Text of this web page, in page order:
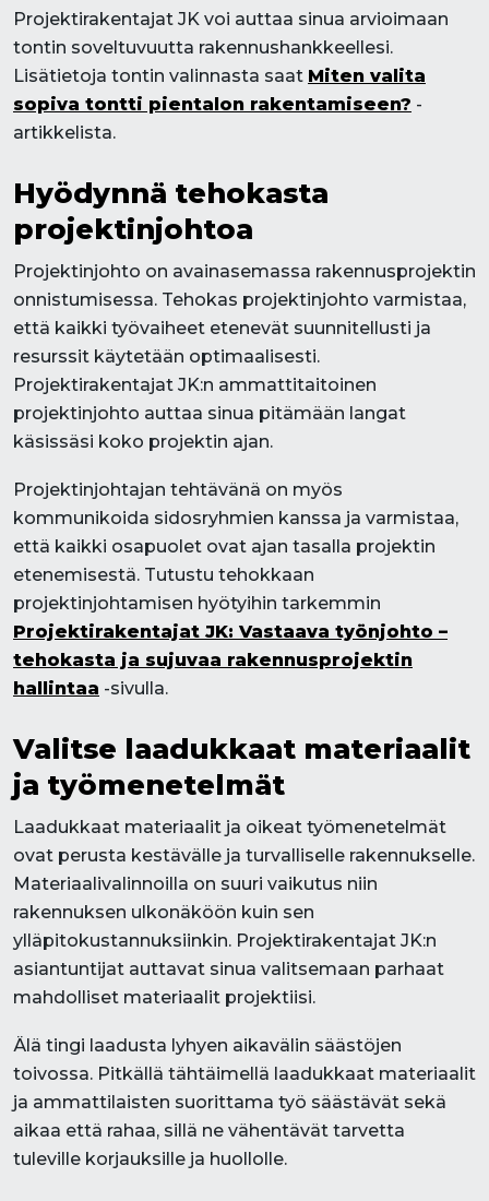
Projektirakentajat JK voi auttaa sinua arvioimaan
tontin soveltuvuutta rakennushankkeellesi.
Lisätietoja tontin valinnasta saat Miten valita
sopiva tontti pientalon rakentamiseen? -
artikkelista.
Hyödynnä tehokasta
projektinjohtoa
Projektinjohto on avainasemassa rakennusprojektin
onnistumisessa. Tehokas projektinjohto varmistaa,
että kaikki työvaiheet etenevät suunnitellusti ja
resurssit käytetään optimaalisesti.
Projektirakentajat JK:n ammattitaitoinen
projektinjohto auttaa sinua pitämään langat
käsissäsi koko projektin ajan.
Projektinjohtajan tehtävänä on myös
kommunikoida sidosryhmien kanssa ja varmistaa,
että kaikki osapuolet ovat ajan tasalla projektin
etenemisestä. Tutustu tehokkaan
projektinjohtamisen hyötyihin tarkemmin
Projektirakentajat JK: Vastaava työnjohto –
tehokasta ja sujuvaa rakennusprojektin
hallintaa -sivulla.
Valitse laadukkaat materiaalit
ja työmenetelmät
Laadukkaat materiaalit ja oikeat työmenetelmät
ovat perusta kestävälle ja turvalliselle rakennukselle.
Materiaalivalinnoilla on suuri vaikutus niin
rakennuksen ulkonäköön kuin sen
ylläpitokustannuksiinkin. Projektirakentajat JK:n
asiantuntijat auttavat sinua valitsemaan parhaat
mahdolliset materiaalit projektiisi.
Älä tingi laadusta lyhyen aikavälin säästöjen
toivossa. Pitkällä tähtäimellä laadukkaat materiaalit
ja ammattilaisten suorittama työ säästävät sekä
aikaa että rahaa, sillä ne vähentävät tarvetta
tuleville korjauksille ja huollolle.